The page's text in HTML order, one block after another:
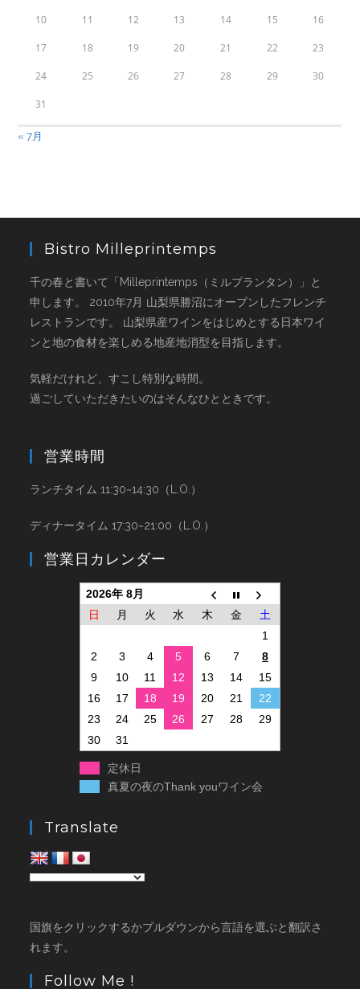
10 11 12 13 14 15 16
17 18 19 20 21 22 23
24 25 26 27 28 29 30
31
« 7月
Bistro Milleprintemps
千の春と書いて「Milleprintemps（ミルプランタン）」と
申します。 2010年7月 山梨県勝沼にオープンしたフレンチ
レストランです。 山梨県産ワインをはじめとする日本ワイ
ンと地の食材を楽しめる地産地消型を目指します。
気軽だけれど、すこし特別な時間。
過ごしていただきたいのはそんなひとときです。
営業時間
ランチタイム 11:30~14:30（L.O.）
ディナータイム 17:30~21:00（L.O.）
営業日カレンダー
2026年 8月
日
月 火 水 木 金
土
1
2
3 4 5 6 7
8
9
10 11 12 13 14
15
16
17 18 19 20 21
22
23
24 25 26 27 28
29
30
31
定休日
真夏の夜のThank youワイン会
Translate
国旗をクリックするかプルダウンから言語を選ぶと翻訳さ
れます。
Follow Me !